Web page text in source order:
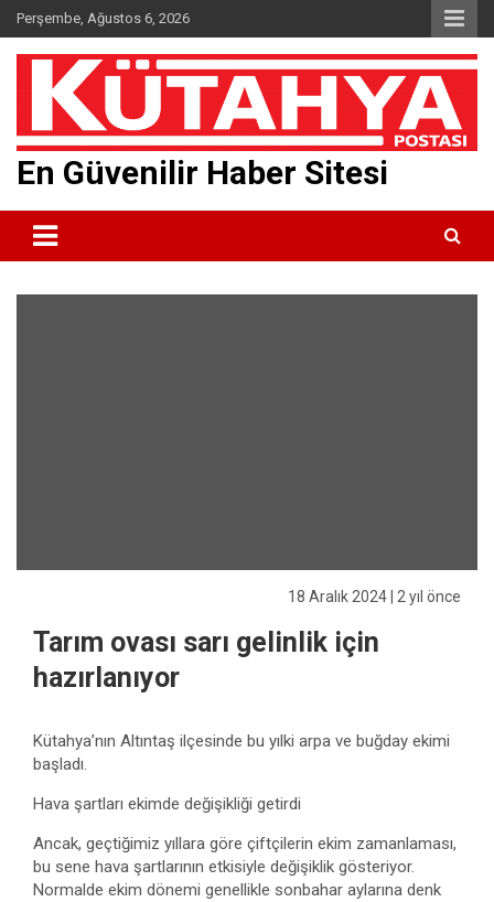
Skip
to
content
Perşembe, Ağustos 6, 2026
En Güvenilir Haber Sitesi
18 Aralık 2024 | 2 yıl önce
Tarım ovası sarı gelinlik için
hazırlanıyor
Kütahya’nın Altıntaş ilçesinde bu yılki arpa ve buğday ekimi
başladı.
Hava şartları ekimde değişikliği getirdi
Ancak, geçtiğimiz yıllara göre çiftçilerin ekim zamanlaması,
bu sene hava şartlarının etkisiyle değişiklik gösteriyor.
Normalde ekim dönemi genellikle sonbahar aylarına denk